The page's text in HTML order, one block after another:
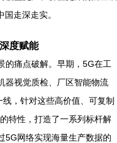
走深走实。
度赋能
的痛点破解。早期，5G在工
器视觉质检、厂区智能物流
，针对这些高价值、可复制
特性，打造了一系列标杆解
5G网络实现海量生产数据的